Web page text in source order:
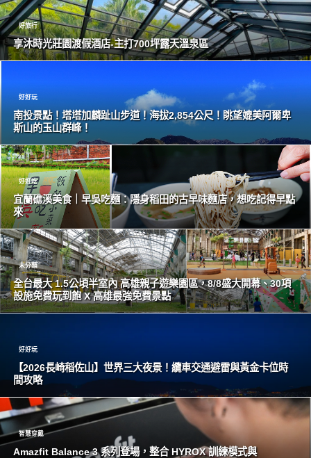
好旅行
享沐時光莊園渡假酒店-主打700坪露天溫泉區
好好玩
南投景點！塔塔加麟趾山步道！海拔2,854公尺！眺望媲美阿爾卑
斯山的玉山群峰！
好好吃
宜蘭礁溪美食｜早吳吃麵：隱身稻田的古早味麵店，想吃記得早點
來
未分類
全台最大 1.5公頃半室內 高雄親子遊樂園區，8/8盛大開幕、30項
設施免費玩到飽 X 高雄最強免費景點
好好玩
【2026長崎稻佐山】世界三大夜景！纜車交通避雷與黃金卡位時
間攻略
智慧穿戴
Amazfit Balance 3 系列登場，整合 HYROX 訓練模式與